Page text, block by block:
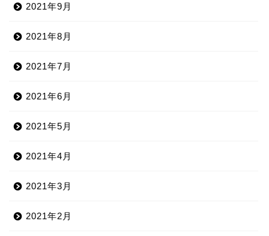
2021年9月
2021年8月
2021年7月
2021年6月
2021年5月
2021年4月
2021年3月
2021年2月